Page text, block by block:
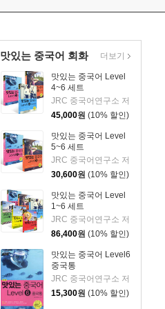
맛있는 중국어 회화
맛있는 중국어 Level
4~6 세트
JRC 중국어연구소 저
45,000원 (10% 할인)
맛있는 중국어 Level
5~6 세트
JRC 중국어연구소 저
30,600원 (10% 할인)
맛있는 중국어 Level
1~6 세트
JRC 중국어연구소 저
86,400원 (10% 할인)
맛있는 중국어 Level6
중국통
JRC 중국어연구소 저
15,300원 (10% 할인)
더보기